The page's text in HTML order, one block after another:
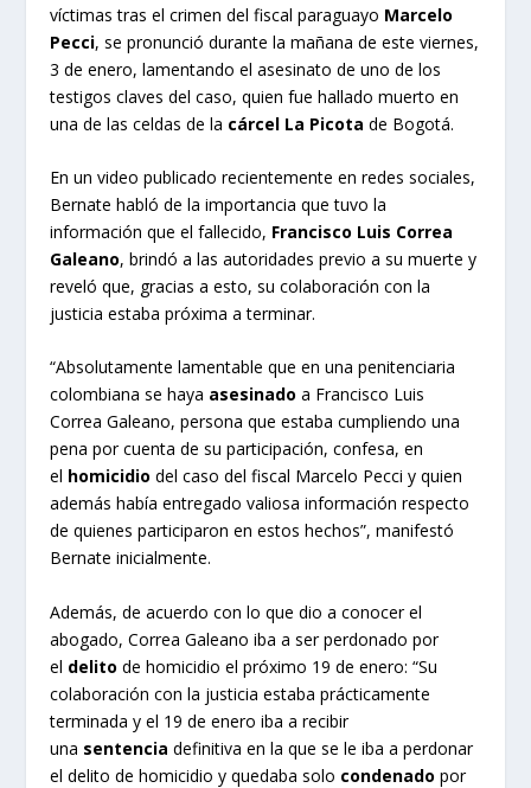
víctimas tras el crimen del fiscal paraguayo Marcelo
Pecci, se pronunció durante la mañana de este viernes,
3 de enero, lamentando el asesinato de uno de los
testigos claves del caso, quien fue hallado muerto en
una de las celdas de la cárcel La Picota de Bogotá.
En un video publicado recientemente en redes sociales,
Bernate habló de la importancia que tuvo la
información que el fallecido, Francisco Luis Correa
Galeano, brindó a las autoridades previo a su muerte y
reveló que, gracias a esto, su colaboración con la
justicia estaba próxima a terminar.
“Absolutamente lamentable que en una penitenciaria
colombiana se haya asesinadoa Francisco Luis
Correa Galeano, persona que estaba cumpliendo una
pena por cuenta de su participación, confesa, en
el homicidiodel caso del fiscal Marcelo Pecci y quien
además había entregado valiosa información respecto
de quienes participaron en estos hechos”, manifestó
Bernate inicialmente.
Además, de acuerdo con lo que dio a conocer el
abogado, Correa Galeano iba a ser perdonado por
el delitode homicidio el próximo 19 de enero: “Su
colaboración con la justicia estaba prácticamente
terminada y el 19 de enero iba a recibir
una sentenciadefinitiva en la que se le iba a perdonar
el delito de homicidio y quedaba solo condenadopor